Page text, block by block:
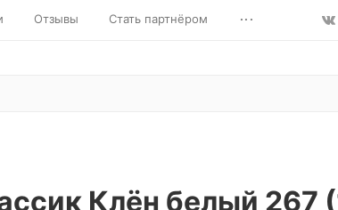
Отзывы Стать партнёром ...
Клён белый 267